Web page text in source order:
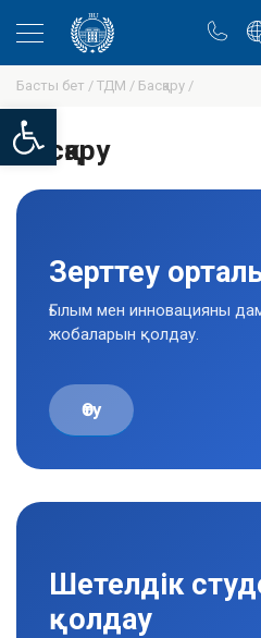
Open toolbar
Басты бет / ТДМ / Басқару /
Басқару
Зерттеу
Ғылым мен инновацияны
жобаларын қолдау.
Өту
Шетелдік
қолдау